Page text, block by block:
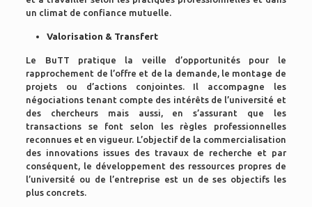
un climat de confiance mutuelle.
Valorisation & Transfert
Le BuTT pratique la veille d’opportunités pour le
rapprochement de l’offre et de la demande, le montage de
projets ou d’actions conjointes. Il accompagne les
négociations tenant compte des intérêts de l’université et
des chercheurs mais aussi, en s’assurant que les
transactions se font selon les règles professionnelles
reconnues et en vigueur. L’objectif de la commercialisation
des innovations issues des travaux de recherche et par
conséquent, le développement des ressources propres de
l’université ou de l’entreprise est un de ses objectifs les
plus concrets.